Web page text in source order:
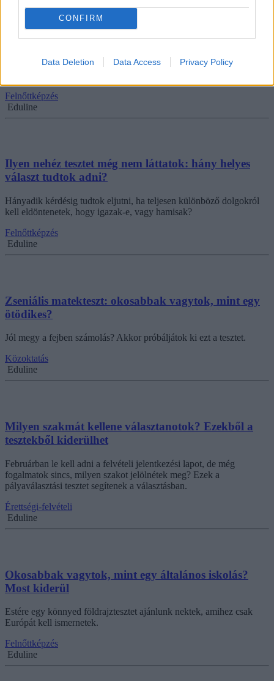
CONFIRM
Data Deletion Data Access Privacy Policy
Zseniális műveltségi teszt: felismeritek a világ
leghíresebb festményeit?
Meg tudjátok különböztetni Van Gogh és Munch festményeit, és
Felnőttképzés
Eduline
Ilyen nehéz tesztet még nem láttatok: hány helyes
választ tudtok adni?
Hányadik kérdésig tudtok eljutni, ha teljesen különböző dolgokról
kell eldöntenetek, hogy igazak-e, vagy hamisak?
Felnőttképzés
Eduline
Zseniális matekteszt: okosabbak vagytok, mint egy
ötödikes?
Jól megy a fejben számolás? Akkor próbáljátok ki ezt a tesztet.
Közoktatás
Eduline
Milyen szakmát kellene választanotok? Ezekből a
tesztekből kiderülhet
Februárban le kell adni a felvételi jelentkezési lapot, de még
fogalmatok sincs, milyen szakot jelölnétek meg? Ezek a
pályaválasztási tesztet segítenek a választásban.
Érettségi-felvételi
Eduline
Okosabbak vagytok, mint egy általános iskolás?
Most kiderül
Estére egy könnyed földrajztesztet ajánlunk nektek, amihez csak
Európát kell ismernetek.
Felnőttképzés
Eduline